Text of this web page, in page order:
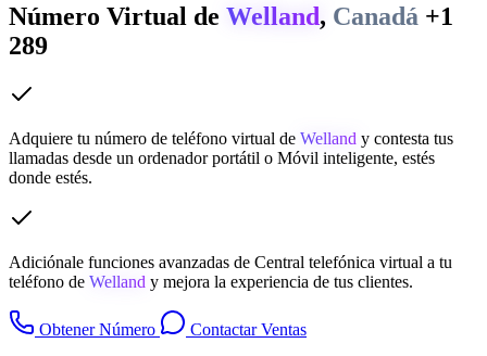
Número Virtual de Welland, Canadá +1
289
Adquiere tu número de teléfono virtual de Welland y contesta tus
llamadas desde un ordenador portátil o Móvil inteligente, estés
donde estés.
Adiciónale funciones avanzadas de Central telefónica virtual a tu
teléfono de Welland y mejora la experiencia de tus clientes.
Obtener Número
Contactar Ventas